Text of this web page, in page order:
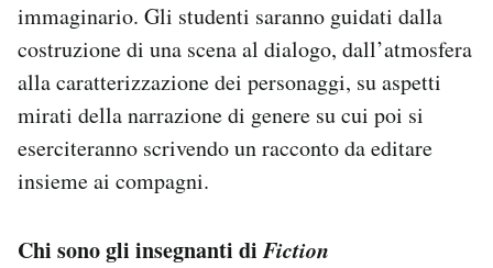
immaginario. Gli studenti saranno guidati dalla
costruzione di una scena al dialogo, dall’atmosfera
alla caratterizzazione dei personaggi, su aspetti
mirati della narrazione di genere su cui poi si
eserciteranno scrivendo un racconto da editare
insieme ai compagni.
Chi sono gli insegnanti diFiction